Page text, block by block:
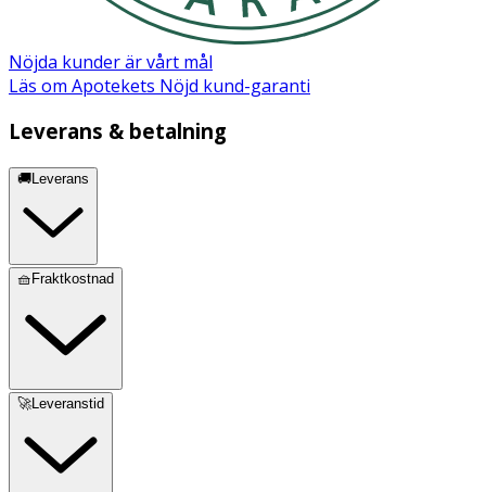
Nöjda kunder är vårt mål
Läs om Apotekets Nöjd kund-garanti
Leverans & betalning
🚚Leverans
🧺Fraktkostnad
🚀Leveranstid